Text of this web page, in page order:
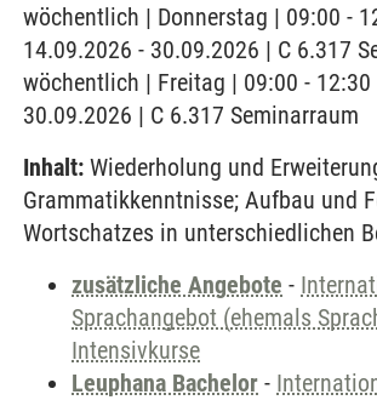
wöchentlich | Donnerstag | 09:00 -
14.09.2026 - 30.09.2026 | C 6.317
wöchentlich | Freitag | 09:00 -
30.09.2026 | C 6.317 Seminarraum
Inhalt: Wiederholung und
Grammatikkenntnisse; Aufbau und
Wortschatzes in unterschiedlichen
zusätzliche Angebote -
Sprachangebot (ehemals
Intensivkurse
Leuphana Bachelor -